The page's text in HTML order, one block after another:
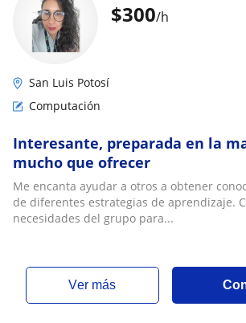
$300/h
San Luis Potosí
Computación
Interesante, preparada en la
mucho que ofrecer
Me encanta ayudar a otros a obtener
de diferentes estrategias de aprendizaje.
necesidades del grupo para...
ver más